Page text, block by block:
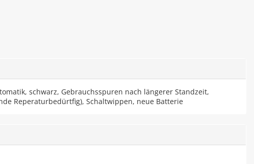
schwarz, Gebrauchsspuren nach längerer Standzeit,
Reperaturbedürtfig), Schaltwippen, neue Batterie